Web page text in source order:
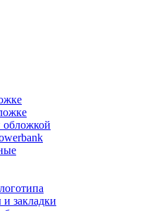
обложкой
закладки